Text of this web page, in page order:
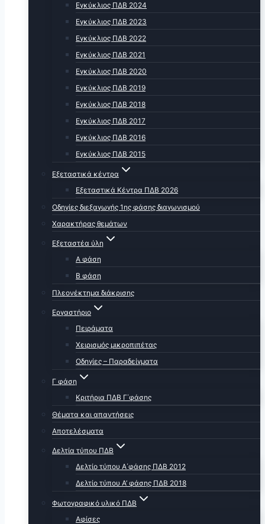
Εγκύκλιος ΠΔΒ 2024
Εγκύκλιος ΠΔΒ 2023
Εγκύκλιος ΠΔΒ 2022
Εγκύκλιος ΠΔΒ 2021
Εγκύκλιος ΠΔΒ 2020
Εγκύκλιος ΠΔΒ 2019
Εγκύκλιος ΠΔΒ 2018
Εγκύκλιος ΠΔΒ 2017
Εγκύκλιος ΠΔΒ 2016
Εγκύκλιος ΠΔΒ 2015
Εξεταστικά κέντρα
Εξεταστικά Κέντρα ΠΔΒ 2026
Οδηγίες διεξαγωγής 1ης φάσης διαγωνισμού
Χαρακτήρας θεμάτων
Εξεταστέα ύλη
Α φάση
Β φάση
Πλεονέκτημα διάκρισης
Εργαστήριο
Πειράματα
Χειρισμός μικροπιπέτας
Οδηγίες – Παραδείγματα
Γ φάση
Κριτήρια ΠΔΒ Γ΄φάσης
Θέματα και απαντήσεις
Αποτελέσματα
Δελτία τύπου ΠΔΒ
Δελτίο τύπου Α΄φάσης ΠΔΒ 2012
Δελτίο τύπου Α’ φάσης ΠΔΒ 2018
Φωτογραφικό υλικό ΠΔΒ
Αφίσες